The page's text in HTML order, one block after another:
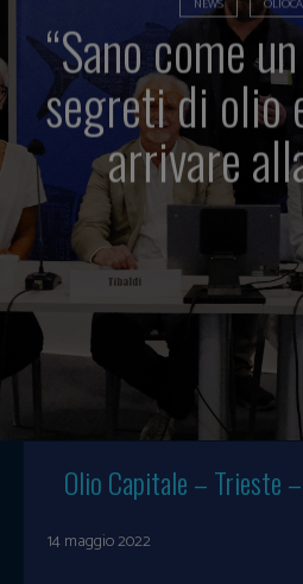
NEWS
“Sano come
segreti di olio
arrivare
Olio Capitale– Trieste
14 maggio 2022